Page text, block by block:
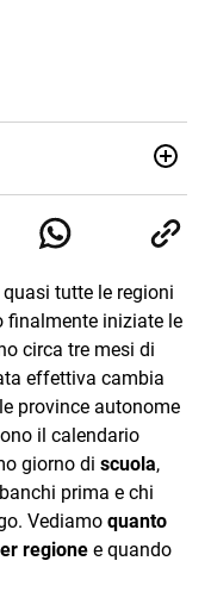
scrittura in un lavoro, e
è il mio pane
tutte le regioni
finalmente iniziate le
circa tre mesi di
effettiva cambia
province autonome
il calendario
giorno di scuola,
prima e chi
Vediamo quanto
regione e quando